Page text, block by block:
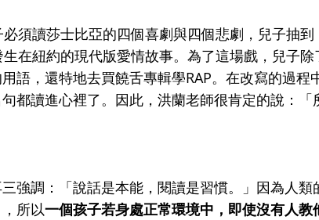
須讀莎士比亞的四個喜劇與四個悲劇，兒子抽到
在紐約的現代版愛情故事。為了這場戲，兒子除
語，還特地去買饒舌專輯學RAP。在改寫的過程
都讀進心裡了。因此，洪蘭老師很肯定的說：「
強調：「說話是本能，閱讀是習慣。」因為人類
所以一個孩子若身處正常環境中，即使沒有人教